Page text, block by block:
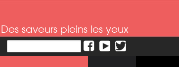
Des saveurs pleins les yeux